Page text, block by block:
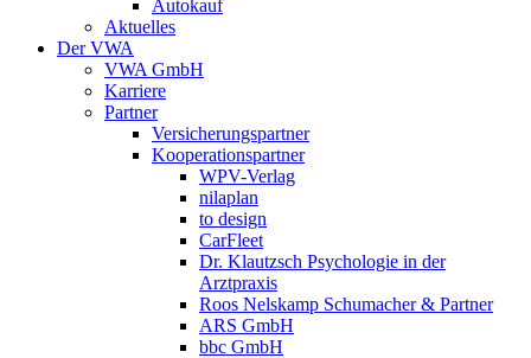
Autokauf
Aktuelles
Der VWA
VWA GmbH
Karriere
Partner
Versicherungspartner
Kooperationspartner
WPV-Verlag
nilaplan
to design
CarFleet
Dr. Klautzsch Psychologie in der
Arztpraxis
Roos Nelskamp Schumacher & Partner
ARS GmbH
bbc GmbH